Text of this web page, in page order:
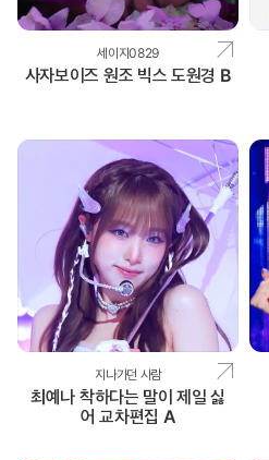
세이지0829
사자보이즈 원조 빅스 도원경 B
지나가던 사람
최예나 착하다는 말이 제일 싫
어 교차편집 A